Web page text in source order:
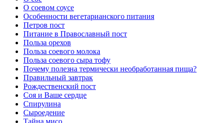
О соевом соусе
Особенности вегетарианского питания
Петров пост
Питание в Православный пост
Польза орехов
Польза соевого молока
Польза соевого сыра тофу
Почему полезна термически необработанная пища?
Правильный завтрак
Рождественский пост
Соя и Ваше сердце
Спирулина
Сыроедение
Тайна мисо